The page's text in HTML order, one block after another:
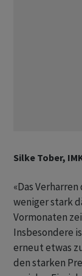
Silke Tober,
«Das
weniger stark
Vormonaten
Insbesondere
erneut etwas
den starken